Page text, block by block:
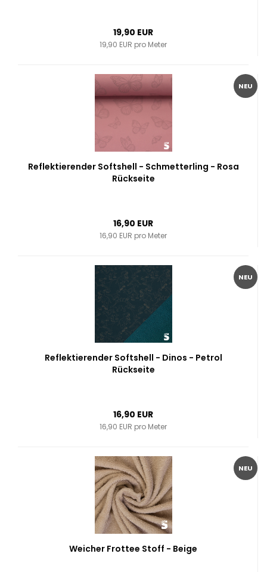
19,90 EUR
19,90 EUR pro Meter
NEU
Reflektierender Softshell - Schmetterling - Rosa
Rückseite
16,90 EUR
16,90 EUR pro Meter
NEU
Reflektierender Softshell - Dinos - Petrol
Rückseite
16,90 EUR
16,90 EUR pro Meter
NEU
Weicher Frottee Stoff - Beige